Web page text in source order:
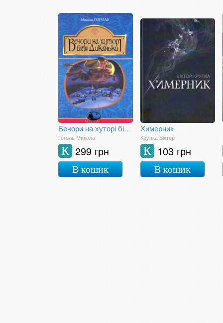
Вечори на хуторі біля Диканьки
Гоголь Микола
299 грн
К
В кошик
Химерник
Крупка Віктор
103 грн
К
В кошик